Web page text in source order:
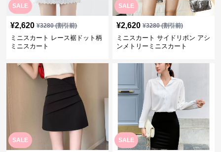
SALE
¥2,620 ¥3280(割引前)
ミニスカート レース裾ドット柄
ミニスカート
SALE
¥2,620 ¥3280(割引前)
ミニスカート サイドリボン アシ
ンメトリーミニスカート
SALE SALE